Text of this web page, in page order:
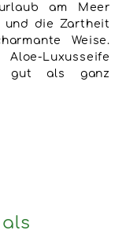
am Meer
und die Zartheit
Weise.
Luxusseife
gut als ganz